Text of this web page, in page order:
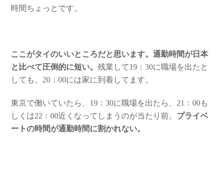
時間ちょっとです。
ここがタイのいいところだと思います。通勤時間が日本
と比べて圧倒的に短い。残業して19：30に職場を出たと
しても、20：00には家に到着してます。
東京で働いていたら、19：30に職場を出たら、21：00も
しくは22：00近くなってしまうのが当たり前。 プライベ
ートの時間が通勤時間に割かれない。